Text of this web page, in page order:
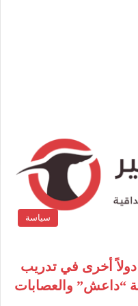
سياسة
دولاً أخرى في تدريب
“داعش” والعصابات